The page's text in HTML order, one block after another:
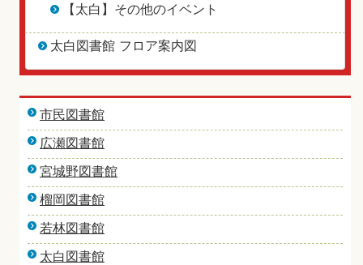
【太白】その他のイベント
太白図書館 フロア案内図
市民図書館
広瀬図書館
宮城野図書館
榴岡図書館
若林図書館
太白図書館